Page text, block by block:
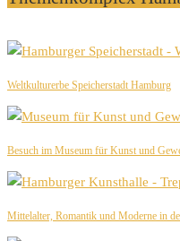
Weltkulturerbe Speicherstadt Hamburg
Besuch im Museum für Kunst und
Mittelalter, Romantik und Moderne in